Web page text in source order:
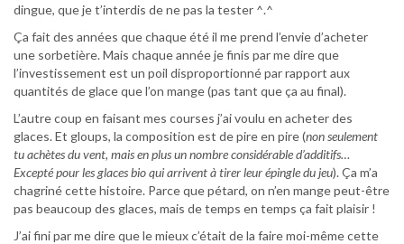
dingue, que je t’interdis de ne pas la tester ^.^
Ça fait des années que chaque été il me prend l’envie d’acheter
une sorbetière. Mais chaque année je finis par me dire que
l’investissement est un poil disproportionné par rapport aux
quantités de glace que l’on mange (pas tant que ça au final).
L’autre coup en faisant mes courses j’ai voulu en acheter des
glaces. Et gloups, la composition est de pire en pire (non seulement
tu achètes du vent, mais en plus un nombre considérable d’additifs…
Excepté pour les glaces bio qui arrivent à tirer leur épingle du jeu). Ça m’a
chagriné cette histoire. Parce que pétard, on n’en mange peut-être
pas beaucoup des glaces, mais de temps en temps ça fait plaisir !
J’ai fini par me dire que le mieux c’était de la faire moi-même cette